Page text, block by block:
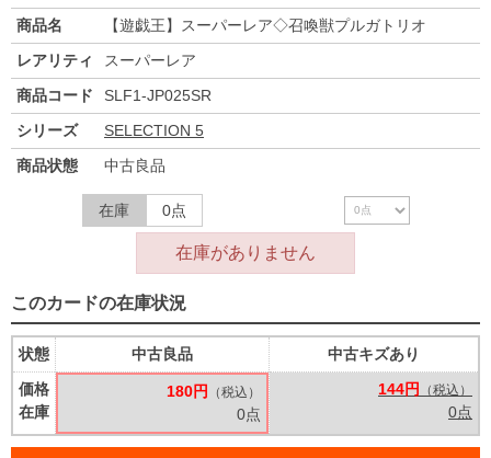
商品名
【遊戯王】スーパーレア◇召喚獣プルガトリオ
レアリティ
スーパーレア
商品コード
SLF1-JP025SR
シリーズ
SELECTION 5
商品状態
中古良品
在庫 0点
在庫がありません
このカードの在庫状況
状態
価格
在庫
中古良品
180円 （税込）
0点
中古キズあり
144円
（税込）
0点